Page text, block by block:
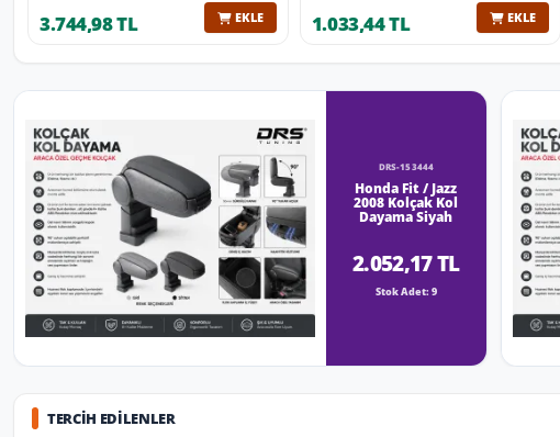
3.744,98 TL EKLE 1.033,44 TL EKLE
DRS-153444
Honda Fit / Jazz
2008 Kolçak Kol
Dayama Siyah
2.052,17 TL
Stok Adet: 9
TERCIH EDILENLER